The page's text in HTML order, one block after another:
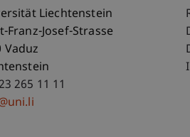
Liechtenstein
Franz-Josef-Strasse
Vaduz
265 11 11